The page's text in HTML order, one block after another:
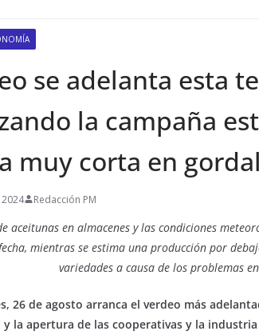
se adelanta esta
la campaña
muy corta en
Redacción PM
aceitunas en almacenes y las condiciones
mientras se estima una producción por
variedades a causa de los problemas
26 de agosto arranca el verdeo más
la apertura de las cooperativas y la